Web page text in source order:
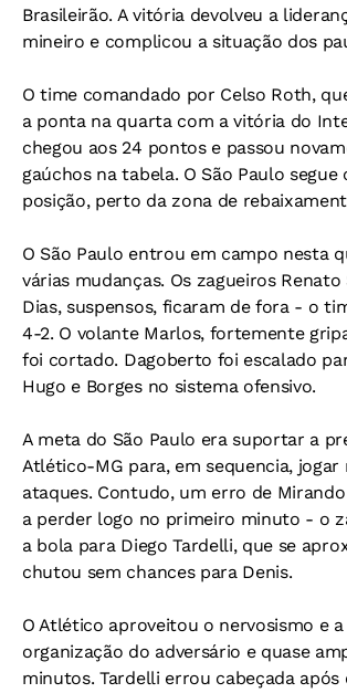
Brasileirão. A vitória devolveu a
mineiro e complicou a situação dos
O time comandado por Celso Roth,
a ponta na quarta com a vitória do
chegou aos 24 pontos e passou
gaúchos na tabela. O São Paulo segue
posição, perto da zona de
O São Paulo entrou em campo nesta
várias mudanças. Os zagueiros Renato
Dias, suspensos, ficaram de fora - o
4-2. O volante Marlos, fortemente
foi cortado. Dagoberto foi escalado
Hugo e Borges no sistema ofensivo.
A meta do São Paulo era suportar a
Atlético-MG para, em sequencia,
ataques. Contudo, um erro de
a perder logo no primeiro minuto - o
a bola para Diego Tardelli, que se
chutou sem chances para Denis.
O Atlético aproveitou o nervosismo e
organização do adversário e quase
minutos. Tardelli errou cabeçada